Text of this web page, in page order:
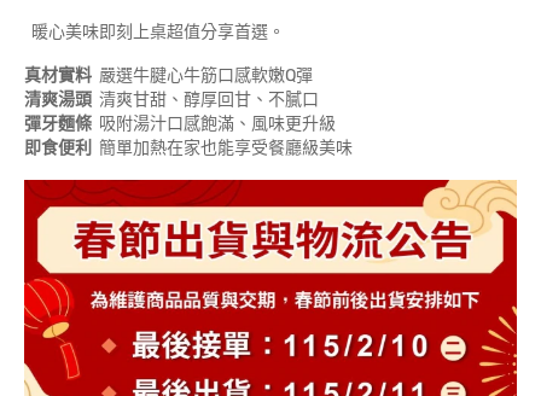
暖心美味即刻上桌超值分享首選。
真材實料 嚴選牛腱心牛筋口感軟嫩Q彈
清爽湯頭 清爽甘甜、醇厚回甘、不膩口
彈牙麵條 吸附湯汁口感飽滿、風味更升級
即食便利 簡單加熱在家也能享受餐廳級美味